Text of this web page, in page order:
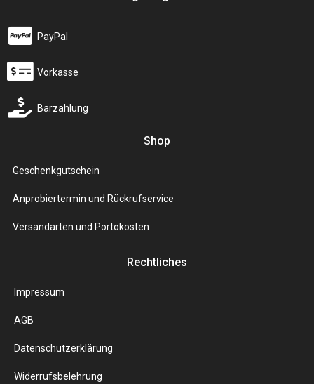
PayPal
Vorkasse
Barzahlung
Shop
Geschenkgutschein
Anprobiertermin und Rückrufservice
Versandarten und Portokosten
Rechtliches
Impressum
AGB
Datenschutzerklärung
Widerrufsbelehrung